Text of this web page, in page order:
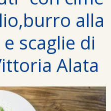
alla
scaglie di
Alata